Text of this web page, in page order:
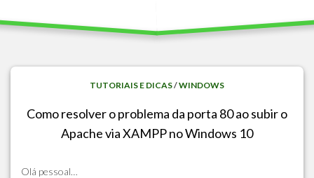
TUTORIAIS E DICAS/WINDOWS
Como resolver o problema da porta 80 ao subir o
Apache via XAMPP no Windows 10
Olá pessoal…